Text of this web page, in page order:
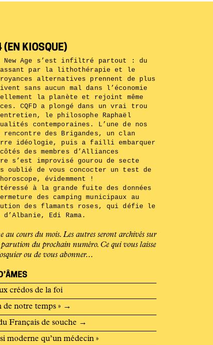
(EN KIOSQUE)
New Age s’est infiltré partout : du
par la lithothérapie et le
alternatives prennent de plus
sans aucun mal dans l’économie
la planète et rejoint même
CQFD a plongé dans un vrai trou
le philosophe Raphaël
contemporaines. L’une de nos
des Brigandes, un clan
idéologie, puis a failli embarquer
des membres d’Alliances
s’est improvisé gourou de secte
oublié de vous concocter un test de
évidemment !
à la grande fuite des données
des camping municipaux au
des flamants roses, qui défie le
Edi Rama.
au cours du mois. Les autres seront archivés sur
du prochain numéro. Ce qui vous laisse
ou de vous abonner...
crédos de la foi
de notre temps » →
Français de souche →
moderne qu’un médecin »